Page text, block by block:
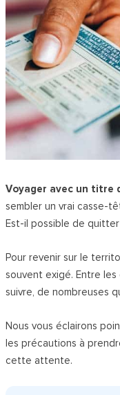
Voyager avec un titre
sembler un vrai casse-
Est-il possible de
Pour revenir sur le
souvent exigé. Entre
suivre, de nombreuses
Nous vous éclairons
les précautions à
cette attente.